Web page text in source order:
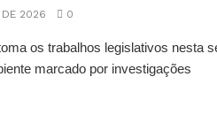
DE 2026 0
os trabalhos legislativos nesta
marcado por investigações